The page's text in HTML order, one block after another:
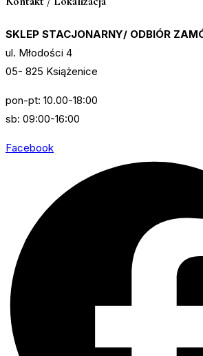
SKLEP STACJONARNY/ ODBIÓR
ul. Młodości 4
05- 825 Książenice
pon-pt: 10.00-18:00
sb: 09:00-16:00
Facebook